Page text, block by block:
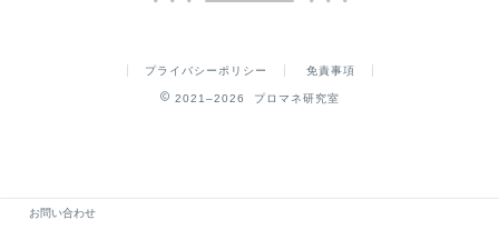
プライバシーポリシー 免責事項
2021–2026 プロマネ研究室
お問い合わせ